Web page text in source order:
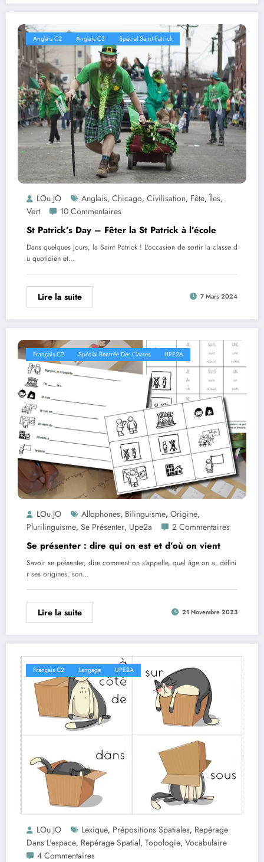
Anglais C2 Anglais C3 Spécial Saint-Patrick
LOu JO Anglais, Chicago, Civilisation, Fête, Îles,
Vert 10 Commentaires
St Patrick’s Day – Fêter la St Patrick à l’école
Dans quelques jours, la Saint Patrick ! L'occasion de sortir la classe d
u quotidien et…
Lire la suite 7 Mars 2024
Français C2 Spécial Rentrée Des Classes UPE2A
LOu JO Allophones, Bilinguisme, Origine,
Plurilinguisme, Se Présenter, Upe2a 2 Commentaires
Se présenter : dire qui on est et d’où on vient
Savoir se présenter, dire comment on s'appelle, quel âge on a, défini
r ses origines, son…
Lire la suite 21 Novembre 2023
Français C2 Langage UPE2A
LOu JO Lexique, Prépositions Spatiales, Repérage
Dans L'espace, Repérage Spatial, Topologie, Vocabulaire
4 Commentaires